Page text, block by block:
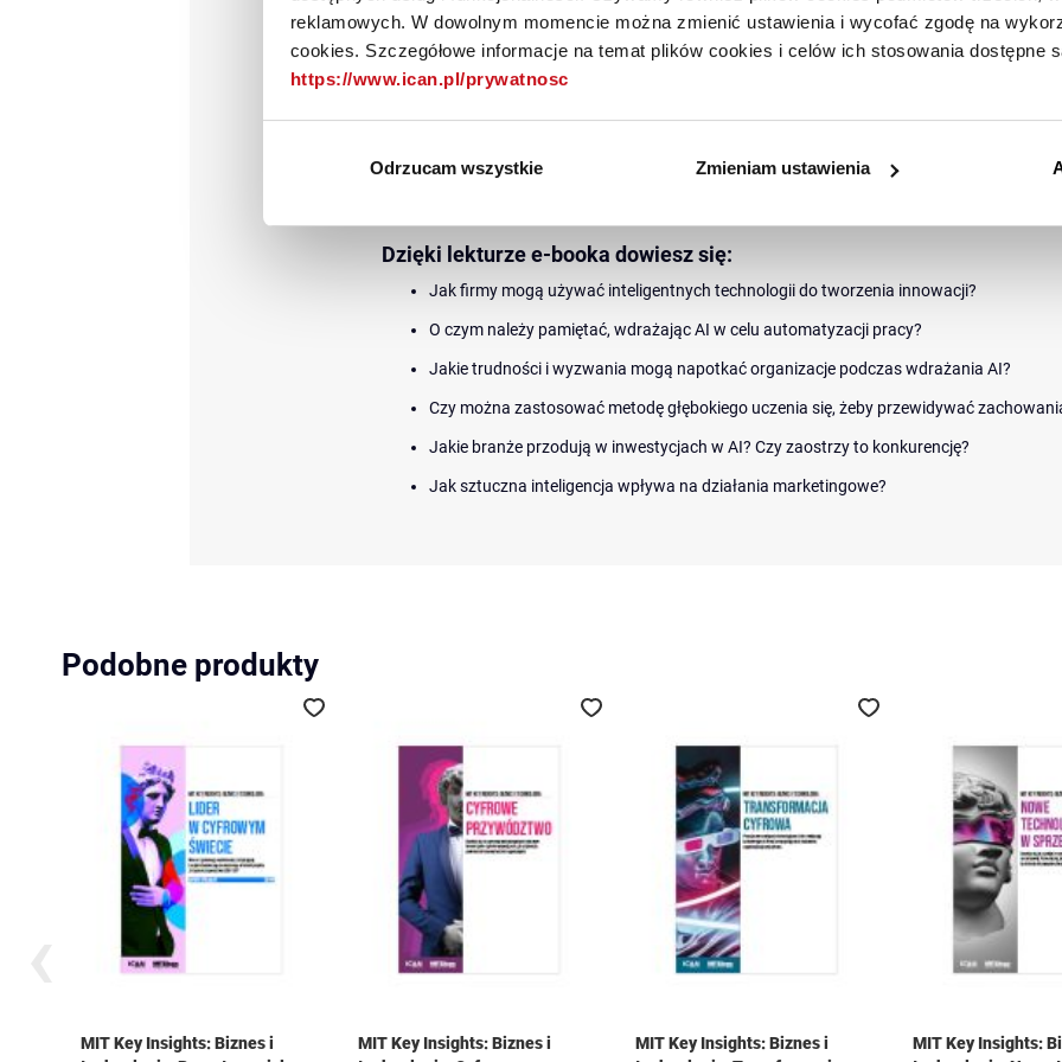
reklamowych. W dowolnym momencie można zmienić ustawienia i wycofać zgodę na
cookies. Szczegółowe informacje na temat plików cookies i celów ich stosowania dostępne
https://www.ican.pl/prywatnosc
Odrzucam wszystkie Zmieniam ustawienia
je pokonać. Dzielimy się także wskazówkami, którepomogą Ci podjąć decyzję o
inteligencję dla biznesutak, aby Twoja firma nie marnowała czasu i pieniędzy na
nieprzynoszących satysfakcjonujących efektów.
E-book przedstawiawyniki badań opatrzone komentarzami ekspertów, prognozy
organizacjach różnej wielkości. To wiedza cenna zarówno dla małych firm, stawiających
Dzięki lekturze e-booka dowiesz się:
Jak firmy mogą używać inteligentnych technologii do tworzenia innowacji?
O czym należy pamiętać, wdrażając AI w celu automatyzacji pracy?
Jakie trudności i wyzwania mogą napotkać organizacje podczas wdrażania AI?
Czy można zastosować metodę głębokiego uczenia się, żeby przewidywać
Jakie branże przodują w inwestycjach w AI? Czy zaostrzy to konkurencję?
Jak sztuczna inteligencja wpływa na działania marketingowe?
Podobne produkty
MIT Key Insights: Biznes i
MIT Key Insights: Biznes i
MIT Key Insights: Biznes i
MIT Key Insights: